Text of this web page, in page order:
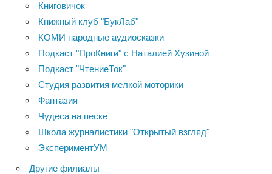
Книговичок
Книжный клуб "БукЛаб"
КОМИ народные аудиосказки
Подкаст "ПроКниги" с Наталией Хузиной
Подкаст "ЧтениеТок"
Студия развития мелкой моторики
Фантазия
Чудеса на песке
Школа журналистики "Открытый взгляд"
ЭкспериментУМ
Другие филиалы